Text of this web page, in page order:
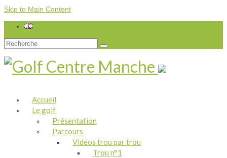
Skip to Main Content
Rechercher
Accueil
Le golf
Présentation
Parcours
Vidéos trou par trou
Trou n°1